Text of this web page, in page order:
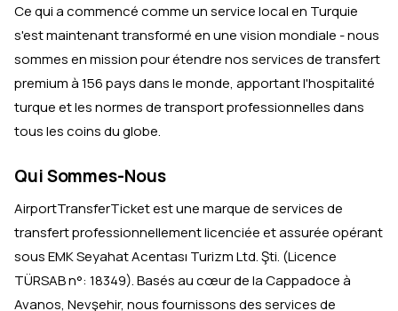
Ce qui a commencé comme un service local en Turquie
s'est maintenant transformé en une vision mondiale - nous
sommes en mission pour étendre nos services de transfert
premium à 156 pays dans le monde, apportant l'hospitalité
turque et les normes de transport professionnelles dans
tous les coins du globe.
Qui Sommes-Nous
AirportTransferTicket est une marque de services de
transfert professionnellement licenciée et assurée opérant
sous EMK Seyahat Acentası Turizm Ltd. Şti. (Licence
TÜRSAB n°: 18349). Basés au cœur de la Cappadoce à
Avanos, Nevşehir, nous fournissons des services de